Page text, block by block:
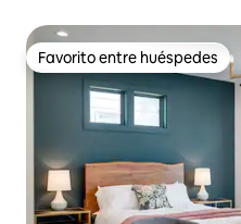
Favorito entre huéspedes
Favorito entre huéspedes